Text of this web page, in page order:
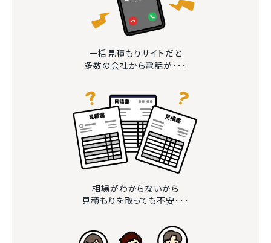
一括見積もりサイトだと
多数の会社から電話が･･･
相場がわからないから
見積もりを取っても不安･･･